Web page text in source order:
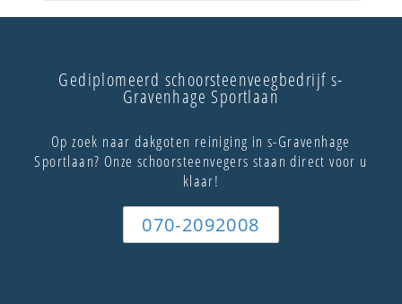
Gediplomeerd schoorsteenveegbedrijf s-
Gravenhage Sportlaan
Op zoek naar dakgoten reiniging in s-Gravenhage
Sportlaan? Onze schoorsteenvegers staan direct voor u
klaar!
070-2092008